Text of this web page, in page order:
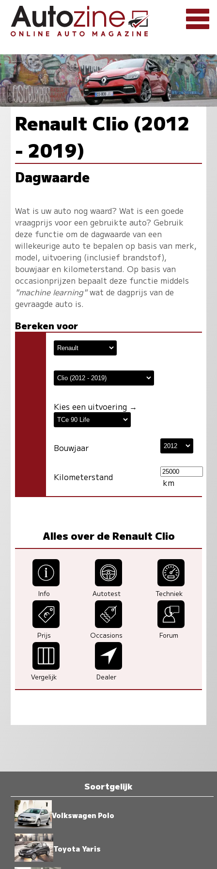
Renault Clio (2012
- 2019)
Dagwaarde
Wat is uw auto nog waard? Wat is een goede
vraagprijs voor een gebruikte auto? Gebruik
deze functie om de dagwaarde van een
willekeurige auto te bepalen op basis van merk,
model, uitvoering (inclusief brandstof),
bouwjaar en kilometerstand. Op basis van
occasionprijzen bepaalt deze functie middels
"machine learning"wat de dagprijs van de
gevraagde auto is.
Bereken voor
Kies een uitvoering →
Bouwjaar
Kilometerstand
km
Alles over de Renault Clio
Info Autotest Techniek
Prijs Occasions Forum
Vergelijk Dealer
Soortgelijk
Volkswagen Polo
Toyota Yaris